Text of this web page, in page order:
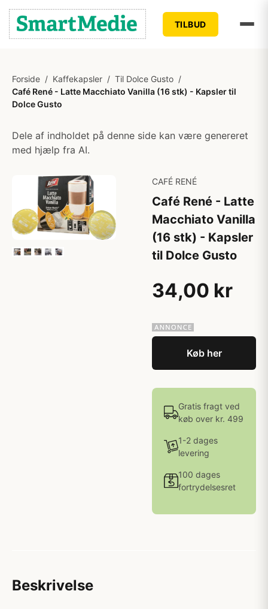
TILBUD
Forside / Kaffekapsler / Til Dolce Gusto /
Café René - Latte Macchiato Vanilla (16 stk) - Kapsler til
Dolce Gusto
Dele af indholdet på denne side kan være genereret
med hjælp fra AI.
CAFÉ RENÉ
Café René - Latte
Macchiato Vanilla
(16 stk) - Kapsler
til Dolce Gusto
34,00 kr
Køb her
Gratis fragt ved
køb over kr. 499
1-2 dages
levering
100 dages
fortrydelsesret
Beskrivelse